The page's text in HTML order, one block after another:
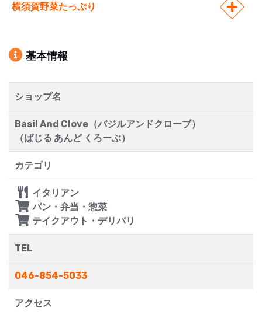
横須賀野菜たっぷり
基本情報
ショップ名
Basil And Clove（バジルアンドクローブ）
（ばじる あんど くろーぶ）
カテゴリ
イタリアン
パン・弁当・惣菜
テイクアウト・デリバリ
TEL
046-854-5033
アクセス